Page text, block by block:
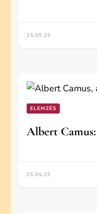
25.05.25
ELEMZÉS
Albert
25.05.25